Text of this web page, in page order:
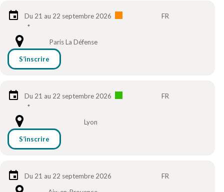
Du 21 au 22 septembre 2026
*
FR
Paris La Défense
S’inscrire
Du 21 au 22 septembre 2026
*
FR
Lyon
S’inscrire
Du 21 au 22 septembre 2026
FR